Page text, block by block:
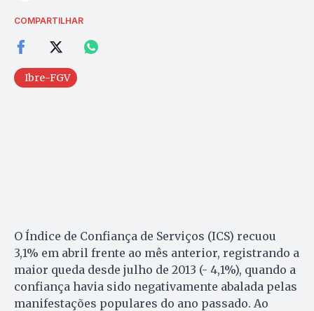
COMPARTILHAR
Ibre-FGV
O Índice de Confiança de Serviços (ICS) recuou
3,1% em abril frente ao mês anterior, registrando a
maior queda desde julho de 2013 (- 4,1%), quando a
confiança havia sido negativamente abalada pelas
manifestações populares do ano passado. Ao